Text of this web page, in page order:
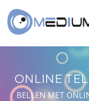
ONLINE
BELLEN MET